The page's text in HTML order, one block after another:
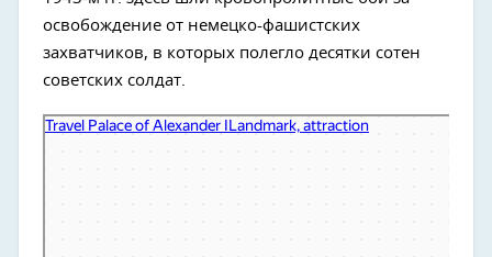
освобождение от немецко-фашистских
захватчиков, в которых полегло десятки сотен
советских солдат.
Путевой императорский дворец